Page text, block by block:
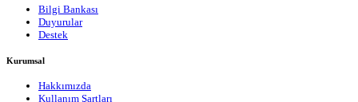
Bilgi Bankası
Duyurular
Destek
Kurumsal
Hakkımızda
Kullanım Şartları